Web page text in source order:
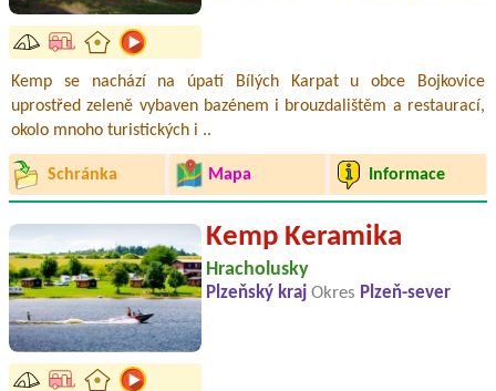
Kemp se nachází na úpatí Bílých Karpat u obce Bojkovice
uprostřed zeleně vybaven bazénem i brouzdalištěm a restaurací,
okolo mnoho turistických i ..
Schránka Mapa Informace
Kemp Keramika
Hracholusky
Plzeňský kraj Okres Plzeň-sever